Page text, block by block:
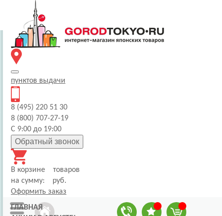
пунктов выдачи
8 (495) 220 51 30
8 (800) 707-27-19
С 9:00 до 19:00
Обратный звонок
В корзине
товаров
на сумму:
руб.
Оформить заказ
ГЛАВНАЯ